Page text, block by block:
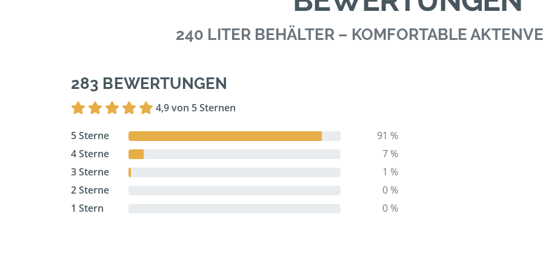
240 LITER BEHÄLTER – KOMFORTABLE
283 BEWERTUNGEN
4,9 von 5 Sternen
5 Sterne
91 %
4 Sterne
7 %
3 Sterne
1 %
2 Sterne
0 %
1 Stern
0 %